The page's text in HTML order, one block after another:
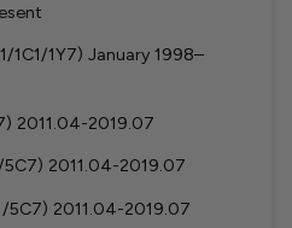
1C1/1Y7) January 1998–
2011.04-2019.07
2011.04-2019.07
5C7) 2011.04-2019.07